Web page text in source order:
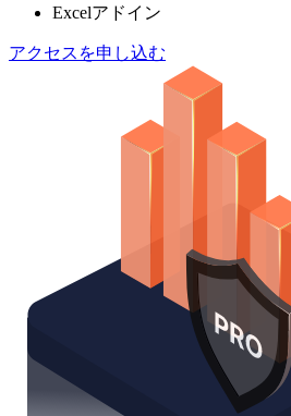
Excelアドイン
アクセスを申し込む